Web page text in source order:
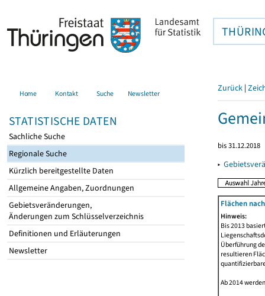
Home Kontakt Suche Newsletter
STATISTISCHE DATEN
Sachliche Suche
Regionale Suche
Kürzlich bereitgestellte Daten
Allgemeine Angaben, Zuordnungen
Gebietsveränderungen,
Änderungen zum Schlüsselverzeichnis
Definitionen und Erläuterungen
Newsletter
Zurück |
bis 31.12.2018
▸
Flächen
Hinweis:
Bis 2013
Überführung
resultieren
Ab 2014